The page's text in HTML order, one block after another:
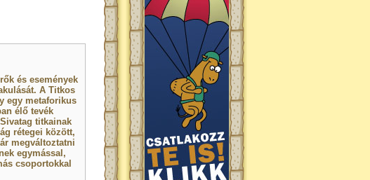
és események
A Titkos
egy metaforikus
élő tevék
titkainak
rétegei között,
megváltoztatni
egymással,
csoportokkal